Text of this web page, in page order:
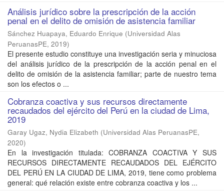
Análisis jurídico sobre la prescripción de la acción
penal en el delito de omisión de asistencia familiar
Sánchez Huapaya, Eduardo Enrique (Universidad Alas
PeruanasPE, 2019)
El presente estudio constituye una investigación seria y minuciosa
del análisis jurídico de la prescripción de la acción penal en el
delito de omisión de la asistencia familiar; parte de nuestro tema
son los efectos o ...
Cobranza coactiva y sus recursos directamente
recaudados del ejército del Perú en la ciudad de Lima,
2019
Garay Ugaz, Nydia Elizabeth (Universidad Alas PeruanasPE,
2020)
En la investigación titulada: COBRANZA COACTIVA Y SUS
RECURSOS DIRECTAMENTE RECAUDADOS DEL EJÉRCITO
DEL PERÚ EN LA CIUDAD DE LIMA, 2019, tiene como problema
general: qué relación existe entre cobranza coactiva y los ...